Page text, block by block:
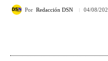
Por Redacción DSN 04/08/